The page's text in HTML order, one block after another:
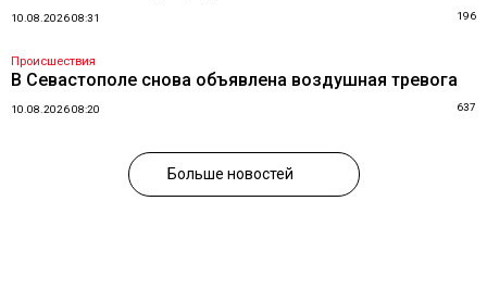
10.08.2026 08:31 196
Происшествия
В Севастополе снова объявлена воздушная тревога
10.08.2026 08:20 637
Больше новостей